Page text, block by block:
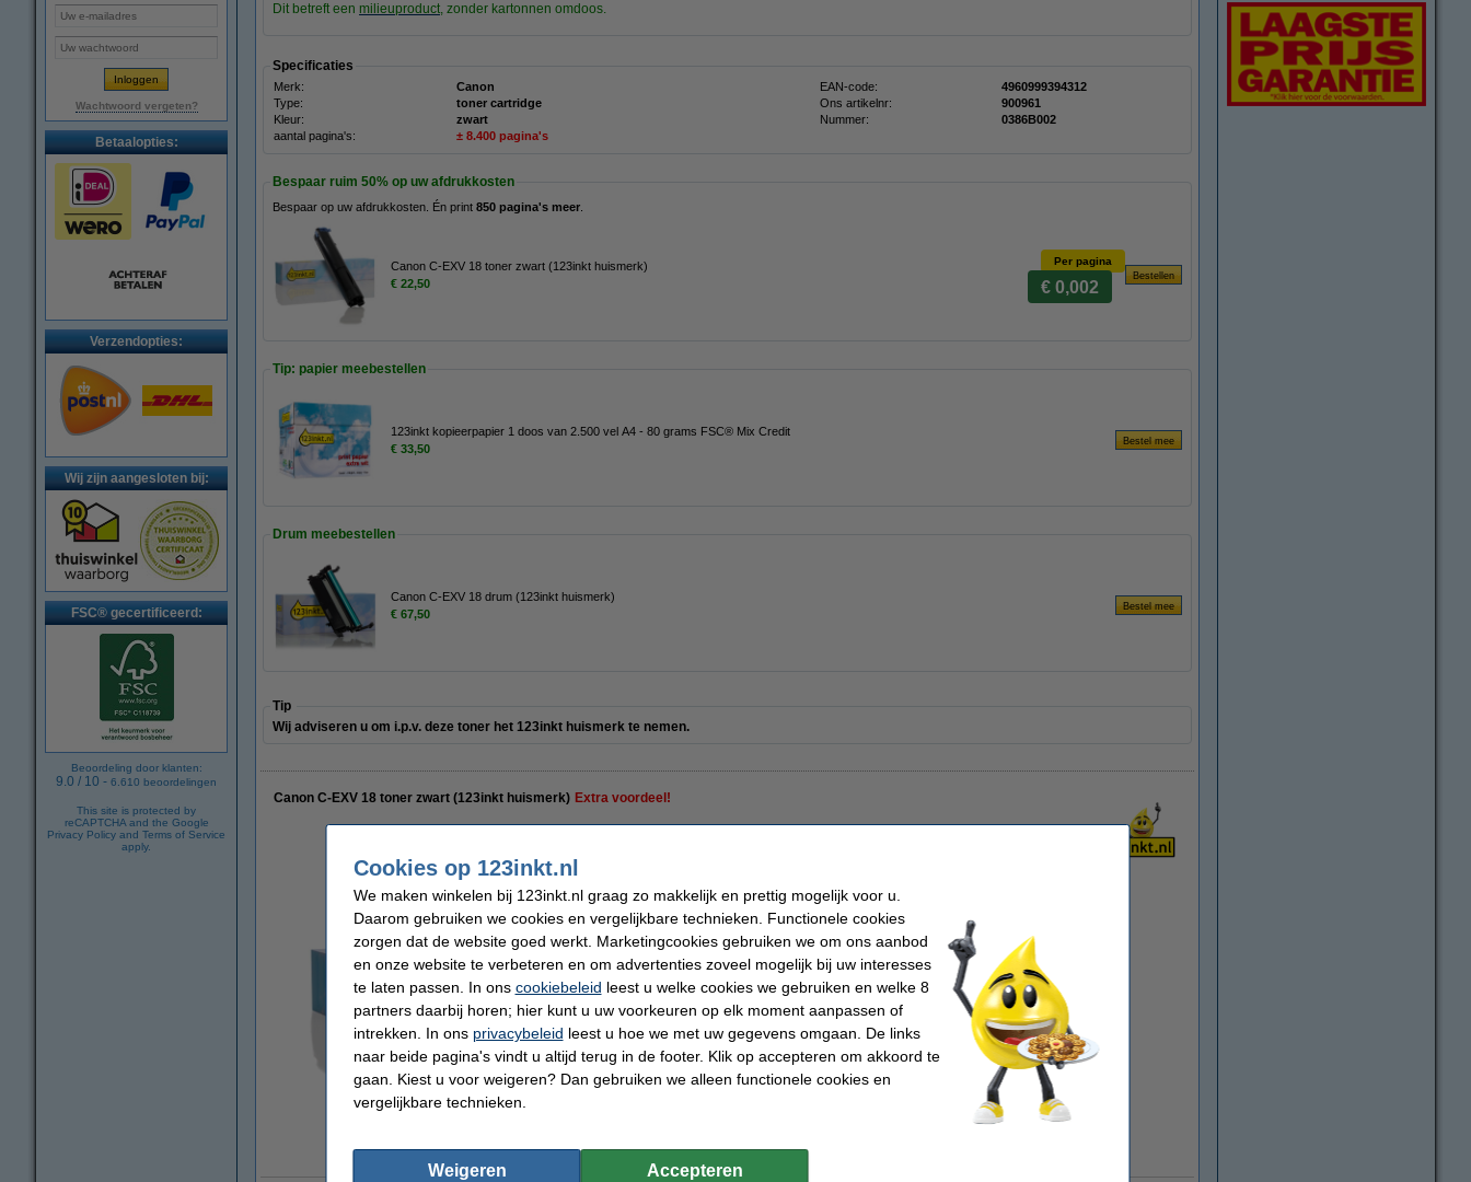
Wachtwoord vergeten?
Betaalopties:
Verzendopties:
Wij zijn aangesloten bij:
FSC® gecertificeerd:
Beoordeling door klanten:
9.0 / 10 - 6.610 beoordelingen
This site is protected by
reCAPTCHA and the Google
Privacy Policy and Terms of Service
apply.
Dit betreft een milieuproduct, zonder kartonnen omdoos.
Specificaties
Merk: Canon EAN-code:
4960999394312
Type:
toner cartridge Ons artikelnr:
900961
Kleur:
zwart Nummer:
0386B002
aantal pagina's:
± 8.400 pagina's
Bespaar ruim 50% op uw afdrukkosten
Bespaar op uw afdrukkosten. Én print 850 pagina's meer
Canon C-EXV 18 toner zwart (123inkt huismerk)
€ 22,50
Per pagina
€ 0,002
Tip: papier meebestellen
123inkt kopieerpapier 1 doos van 2.500 vel A4 - 80 grams FSC® Mix Credit
€ 33,50
Drum meebestellen
Canon C-EXV 18 drum (123inkt huismerk)
€ 67,50
Tip
Wij adviseren u om i.p.v. deze toner het 123inkt huismerk te nemen.
Canon C-EXV 18 toner zwart (123inkt huismerk) Extra voordeel!
€ 22,50
€ 18,60 excl. 21% btw
Per pagina
€ 0,002
Direct leverbaar
Maandag in huis
Bestellen
Cookies op 123inkt.nl
We maken winkelen bij 123inkt.nl graag zo makkelijk en prettig mogelijk voor u.
Daarom gebruiken we cookies en vergelijkbare technieken. Functionele cookies
zorgen dat de website goed werkt. Marketingcookies gebruiken we om ons aanbod
en onze website te verbeteren en om advertenties zoveel mogelijk bij uw interesses
te laten passen. In ons cookiebeleid leest u welke cookies we gebruiken en welke 8
partners daarbij horen; hier kunt u uw voorkeuren op elk moment aanpassen of
intrekken. In ons privacybeleid leest u hoe we met uw gegevens omgaan. De links
naar beide pagina's vindt u altijd terug in de footer. Klik op accepteren om akkoord te
gaan. Kiest u voor weigeren? Dan gebruiken we alleen functionele cookies en
vergelijkbare technieken.
Weigeren Accepteren